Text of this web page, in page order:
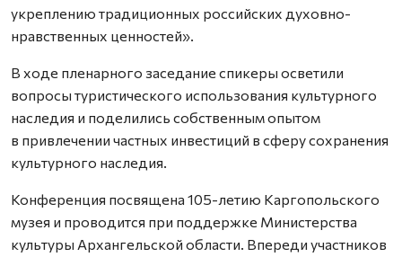
укреплению традиционных российских духовно-
нравственных ценностей».
В ходе пленарного заседание спикеры осветили
вопросы туристического использования культурного
наследия и поделились собственным опытом
в привлечении частных инвестиций в сферу сохранения
культурного наследия.
Конференция посвящена 105-летию Каргопольского
музея и проводится при поддержке Министерства
культуры Архангельской области. Впереди участников